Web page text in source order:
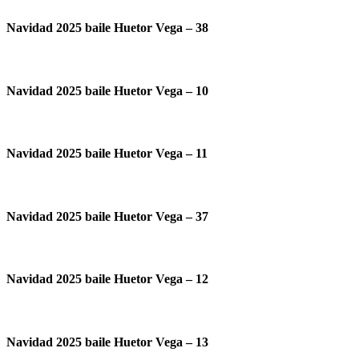
Navidad 2025 baile Huetor Vega – 38
Navidad 2025 baile Huetor Vega – 10
Navidad 2025 baile Huetor Vega – 11
Navidad 2025 baile Huetor Vega – 37
Navidad 2025 baile Huetor Vega – 12
Navidad 2025 baile Huetor Vega – 13